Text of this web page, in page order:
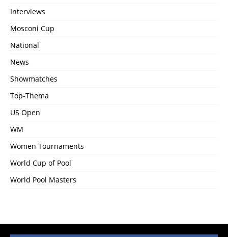
Interviews
Mosconi Cup
National
News
Showmatches
Top-Thema
US Open
WM
Women Tournaments
World Cup of Pool
World Pool Masters